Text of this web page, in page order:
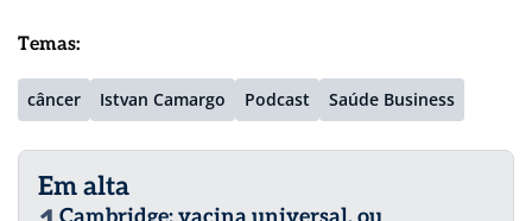
Temas:
câncer Istvan Camargo Podcast Saúde Business
Em alta